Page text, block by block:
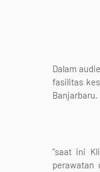
Dalam
fasilitas
Banjarbaru.
"saat ini
perawatan